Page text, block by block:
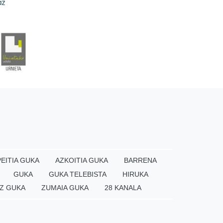
GUKA AZKOITIA GUKA
BARRENA
GUKA GUKA TELEBISTA
HIRUKA
GUKA ZUMAIA GUKA 28 KANALA